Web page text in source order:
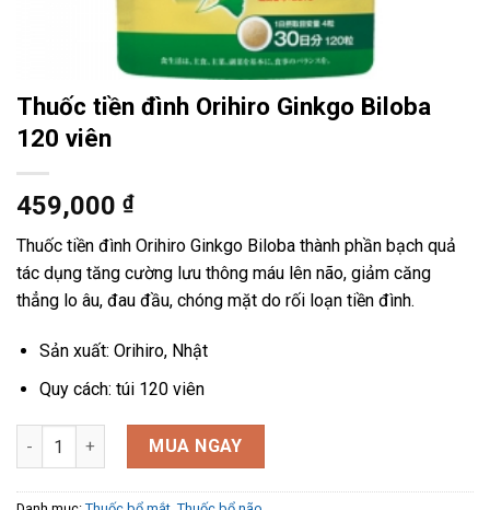
Thuốc tiền đình Orihiro Ginkgo Biloba
120 viên
459,000 ₫
Thuốc tiền đình Orihiro Ginkgo Biloba thành phần bạch quả
tác dụng tăng cường lưu thông máu lên não, giảm căng
thẳng lo âu, đau đầu, chóng mặt do rối loạn tiền đình.
Sản xuất: Orihiro, Nhật
Quy cách: túi 120 viên
Thuốc tiền đình Orihiro Ginkgo Biloba 120 viên số lượng
MUA NGAY